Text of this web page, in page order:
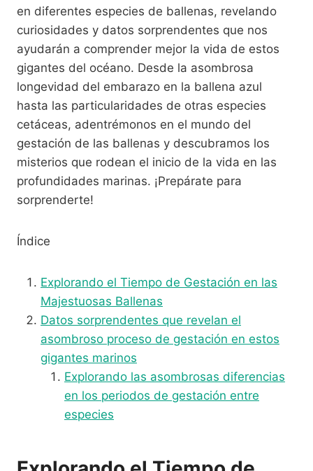
en diferentes especies de ballenas, revelando
curiosidades y datos sorprendentes que nos
ayudarán a comprender mejor la vida de estos
gigantes del océano. Desde la asombrosa
longevidad del embarazo en la ballena azul
hasta las particularidades de otras especies
cetáceas, adentrémonos en el mundo del
gestación de las ballenas y descubramos los
misterios que rodean el inicio de la vida en las
profundidades marinas. ¡Prepárate para
sorprenderte!
Índice
Explorando el Tiempo de Gestación en las
Majestuosas Ballenas
Datos sorprendentes que revelan el
asombroso proceso de gestación en estos
gigantes marinos
Explorando las asombrosas diferencias
en los periodos de gestación entre
especies